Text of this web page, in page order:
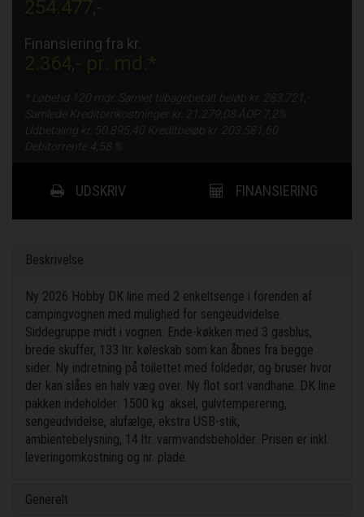
254.477,-
Finansiering fra kr.
2.364,- pr. md.*
* Løbetid 120 mdr. Samlet tilbagebetalt beløb kr.
283.721,-
Samlede Kreditomkostninger kr.
21.279,08 ÅOP
7,2%
Udbetaling kr. 50.895,40 Kreditbeløb kr.
203.581,60
Debitorrente 4,58 %
UDSKRIV FINANSIERING
Beskrivelse
Ny 2026 Hobby DK line med 2 enkeltsenge i forenden af
campingvognen med mulighed for sengeudvidelse.
Siddegruppe midt i vognen. Ende-køkken med 3 gasblus,
brede skuffer, 133 ltr. køleskab som kan åbnes fra begge
sider. Ny indretning på toilettet med foldedør, og bruser hvor
der kan slåes en halv væg over. Ny flot sort vandhane. DK line
pakken indeholder: 1500 kg. aksel, gulvtemperering,
sengeudvidelse, alufælge, ekstra USB-stik,
ambientebelysning, 14 ltr. varmvandsbeholder. Prisen er inkl.
leveringomkostning og nr. plade.
Generelt